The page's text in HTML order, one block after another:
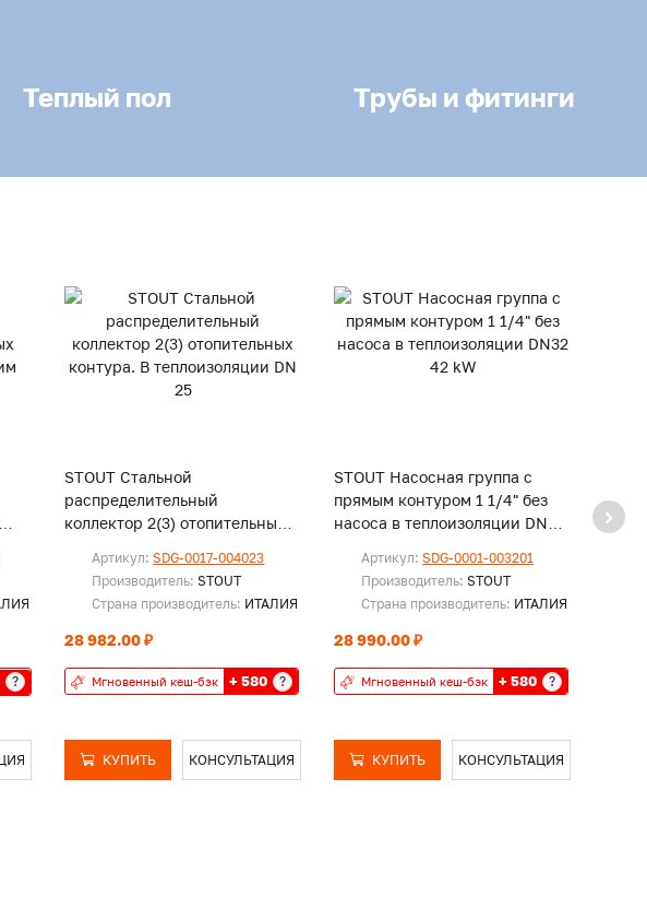
Теплый пол Трубы и фитинги
?
STOUT Стальной
распределительный
коллектор 2(3) отопительных
Артикул:SDG-0017-004023
Производитель:STOUT
Страна производитель: ИТАЛИЯ
28 982.00 ₽
Мгновенный кеш-бэк + 580 ?
КУПИТЬ КОНСУЛЬТАЦИЯ
STOUT Насосная группа с
прямым контуром 1 1/4" без
насоса в теплоизоляции DN32
Артикул:SDG-0001-003201
Производитель:STOUT
Страна производитель: ИТАЛИЯ
28 990.00 ₽
Мгновенный кеш-бэк + 580 ?
КУПИТЬ КОНСУЛЬТАЦИЯ